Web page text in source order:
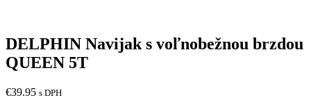
DELPHIN Navijak s voľnobežnou brzdou
QUEEN 5T
€39.95 s DPH